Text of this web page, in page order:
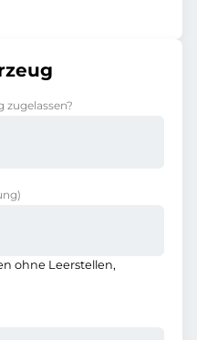
zugelassen?
ohne Leerstellen,